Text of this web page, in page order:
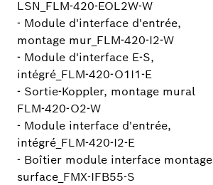
LSN_FLM-420-EOL2W-W
- Module d'interface d'entrée,
montage mur_FLM-420-I2-W
- Module d'interface E-S,
intégré_FLM-420-O1I1-E
- Sortie-Koppler, montage mural
FLM-420-O2-W
- Module interface d'entrée,
intégré_FLM-420-I2-E
- Boîtier module interface montage
surface_FMX-IFB55-S